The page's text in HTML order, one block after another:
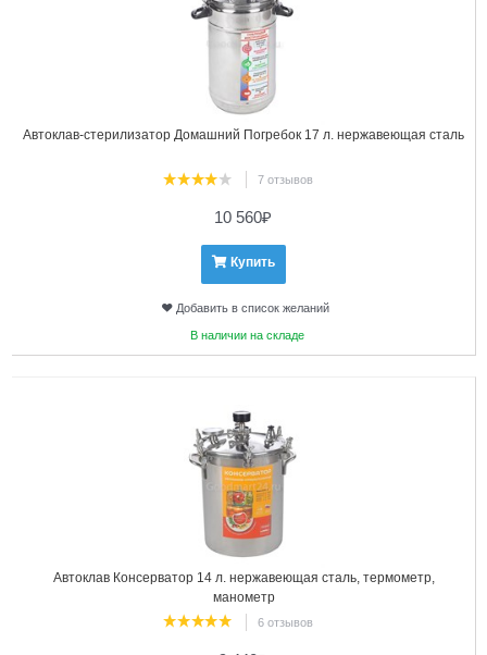
Автоклав-стерилизатор Домашний Погребок 17 л. нержавеющая сталь
7 отзывов
10 560₽
Купить
Добавить в список желаний
В наличии на складе
Автоклав Консерватор 14 л. нержавеющая сталь, термометр,
манометр
6 отзывов